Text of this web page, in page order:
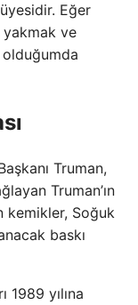
Eğer
yakmak ve
Truman,
Truman’ın
kemikler, Soğuk
baskı
1989 yılına